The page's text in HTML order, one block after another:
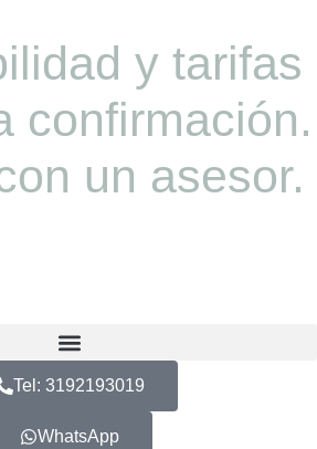
y tarifas
confirmación.
un asesor.
Tel: 3192193019
WhatsApp